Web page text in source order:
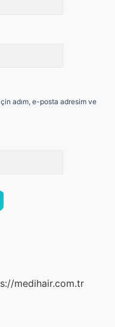
adım, e-posta adresim ve
medihair.com.tr